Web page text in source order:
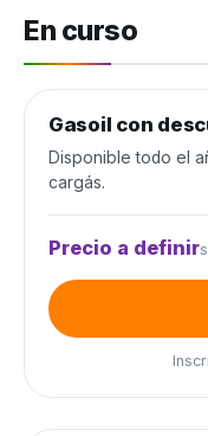
En curso
Combustible y
Gasoil con
Disponible todo el
cargás.
Precio a definir